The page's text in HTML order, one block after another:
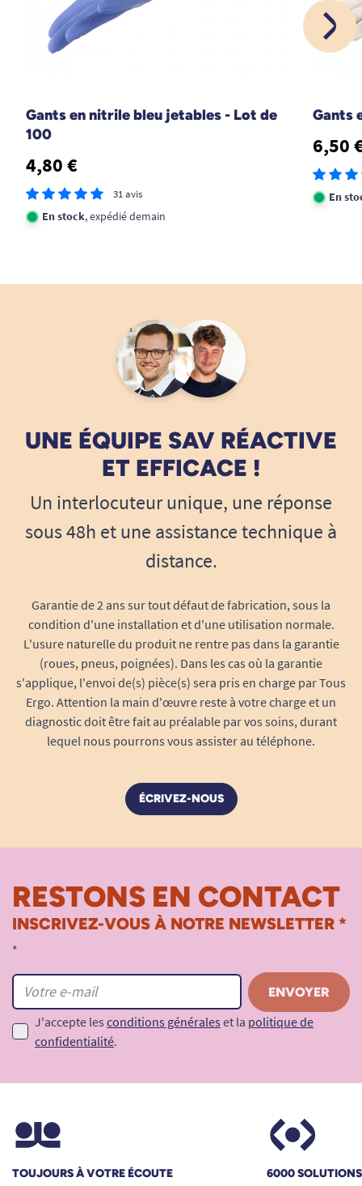
Gants en nitrile bleu jetables - Lot de
100
4,80 €
31 avis
En stock, expédié demain
Gants
6,50
En
UNE ÉQUIPE SAV RÉACTIVE
ET EFFICACE !
Un interlocuteur unique, une réponse
sous 48h et une assistance technique à
distance.
Garantie de 2 ans sur tout défaut de fabrication, sous la
condition d'une installation et d'une utilisation normale.
L'usure naturelle du produit ne rentre pas dans la garantie
(roues, pneus, poignées). Dans les cas où la garantie
s'applique, l'envoi de(s) pièce(s) sera pris en charge par Tous
Ergo. Attention la main d'œuvre reste à votre charge et un
diagnostic doit être fait au préalable par vos soins, durant
lequel nous pourrons vous assister au téléphone.
ÉCRIVEZ-NOUS
RESTONS EN CONTACT
INSCRIVEZ-VOUS À NOTRE NEWSLETTER *
*
J'accepte les conditions générales et la politique de
confidentialité.
TOUJOURS À VOTRE ÉCOUTE 6000